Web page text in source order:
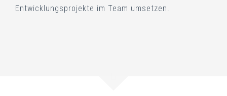
Entwicklungsprojekte im Team umsetzen.